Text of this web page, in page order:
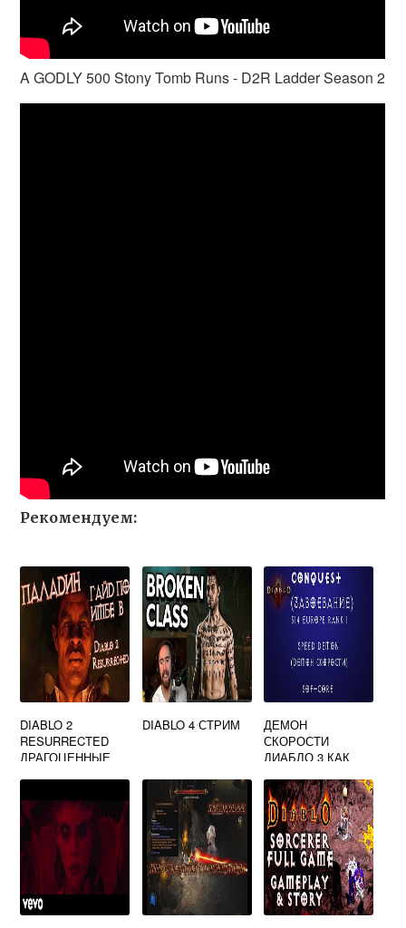
A GODLY 500 Stony Tomb Runs - D2R Ladder Season 2
Рекомендуем:
DIABLO 2
RESURRECTED
ДРАГОЦЕННЫЕ
DIABLO 4 СТРИМ
ДЕМОН
СКОРОСТИ
ДИАБЛО 3 КАК